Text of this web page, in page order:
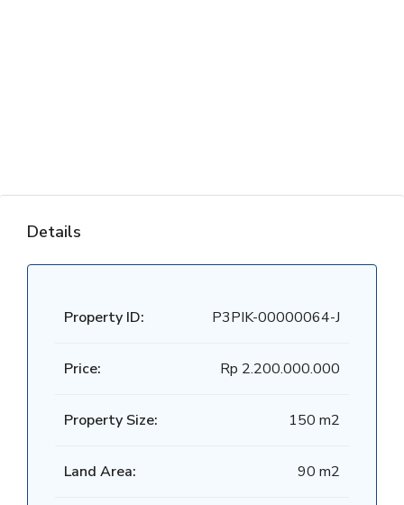
Details
Property ID: P3PIK-00000064-J
Price: Rp 2.200.000.000
Property Size: 150 m2
Land Area: 90 m2